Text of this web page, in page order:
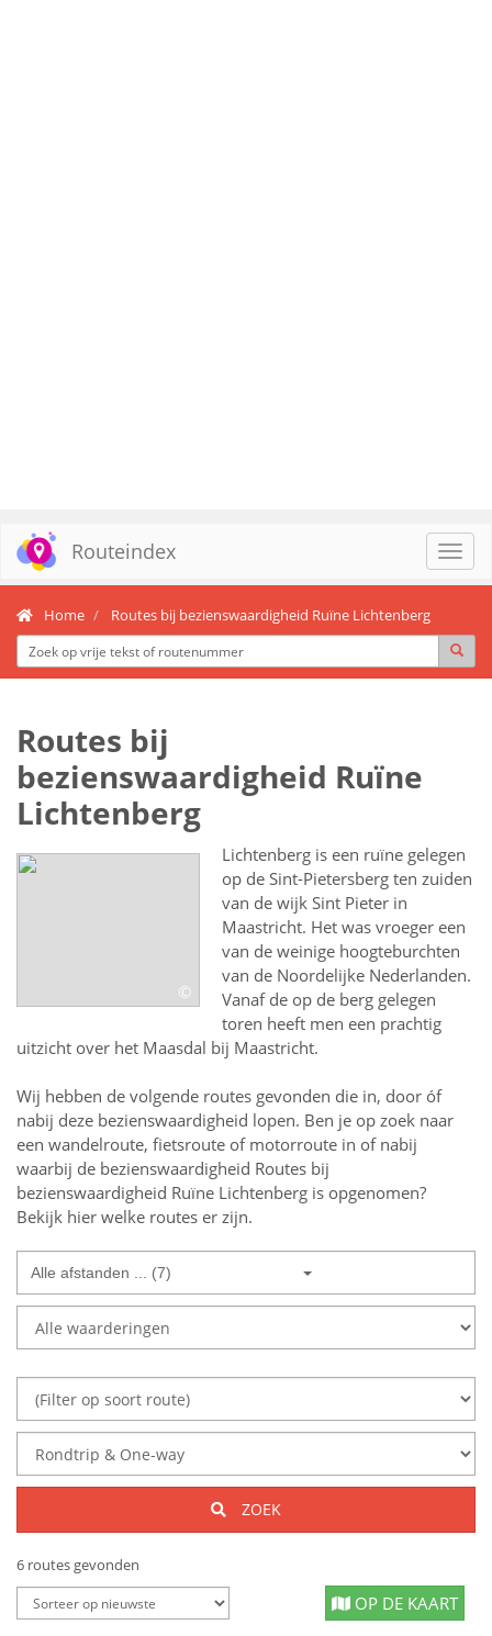
Routeindex
Home Routes bij bezienswaardigheid Ruïne Lichtenberg
Routes bij
bezienswaardigheid Ruïne
Lichtenberg
©
Lichtenberg is een ruïne gelegen
op de Sint-Pietersberg ten zuiden
van de wijk Sint Pieter in
Maastricht. Het was vroeger een
van de weinige hoogteburchten
van de Noordelijke Nederlanden.
Vanaf de op de berg gelegen
toren heeft men een prachtig
uitzicht over het Maasdal bij Maastricht.
Wij hebben de volgende routes gevonden die in, door óf
nabij deze bezienswaardigheid lopen. Ben je op zoek naar
een wandelroute, fietsroute of motorroute in of nabij
waarbij de bezienswaardigheid Routes bij
bezienswaardigheid Ruïne Lichtenberg is opgenomen?
Bekijk hier welke routes er zijn.
Alle afstanden ... (7)
ZOEK
6 routes gevonden
OP DE KAART